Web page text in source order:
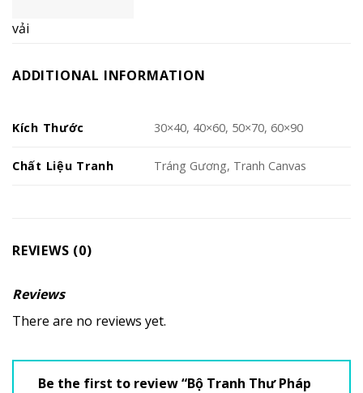
vải
ADDITIONAL INFORMATION
Kích Thước 30×40, 40×60, 50×70, 60×90
Chất Liệu Tranh Tráng Gương, Tranh Canvas
REVIEWS (0)
Reviews
There are no reviews yet.
Be the first to review “Bộ Tranh Thư Pháp